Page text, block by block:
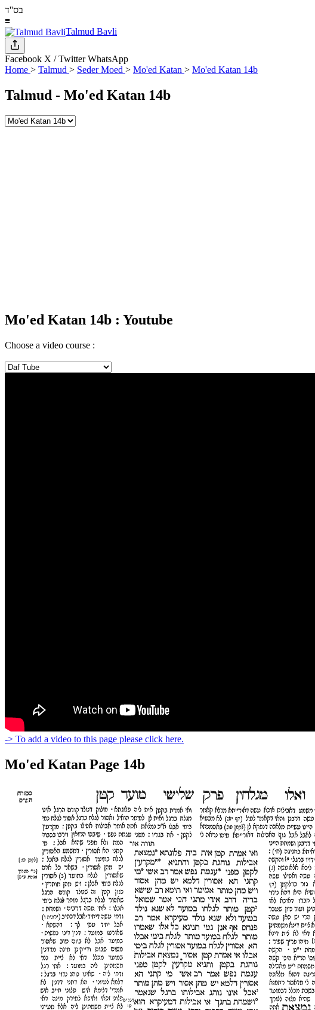
בס''ד
≡
Talmud Bavli
Facebook X / TwitterWhatsApp
Home > Talmud > Seder Moed > Mo'ed Katan > Mo'ed Katan 14b
Talmud - Mo'ed Katan 14b
Mo'ed Katan 14b : Youtube
Choose a video course :
-> To add a video to this page please click here.
Mo'ed Katan Page 14b